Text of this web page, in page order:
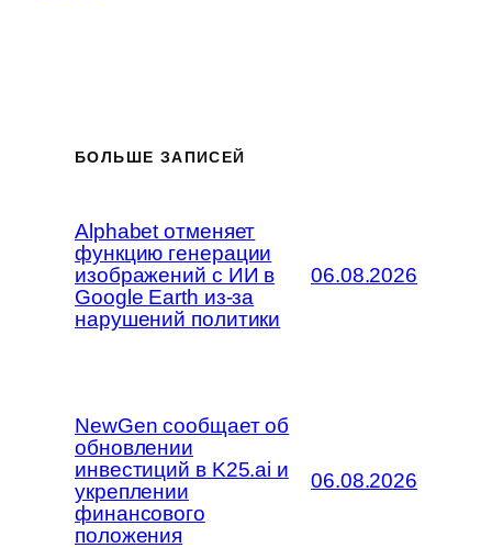
БОЛЬШЕ ЗАПИСЕЙ
Alphabet отменяет
функцию генерации
изображений с ИИ в
Google Earth из-за
нарушений политики
06.08.2026
NewGen сообщает об
обновлении
инвестиций в K25.ai и
укреплении
финансового
положения
06.08.2026